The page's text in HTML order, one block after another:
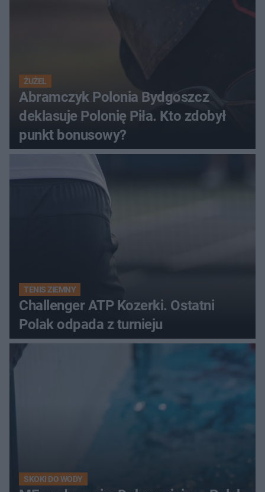
ŻUŻEL
Abramczyk Polonia Bydgoszcz
deklasuje Polonię Piła. Kto zdobył
punkt bonusowy?
TENIS ZIEMNY
Challenger ATP Kozerki. Ostatni
Polak odpada z turnieju
SKOKI DO WODY